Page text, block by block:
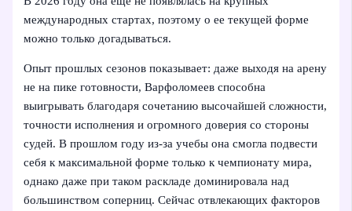
международных стартах, поэтому о ее текущей форме
можно только догадываться.
Опыт прошлых сезонов показывает: даже выходя на арену
не на пике готовности, Варфоломеев способна
выигрывать благодаря сочетанию высочайшей сложности,
точности исполнения и огромного доверия со стороны
судей. В прошлом году из-за учебы она смогла подвести
себя к максимальной форме только к чемпионату мира,
однако даже при таком раскладе доминировала над
большинством соперниц. Сейчас отвлекающих факторов